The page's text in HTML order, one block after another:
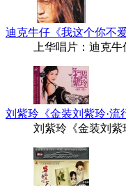
迪克牛仔《我这个你不
上华唱片：迪克牛
刘紫玲《金装刘紫玲·流
刘紫玲《金装刘紫